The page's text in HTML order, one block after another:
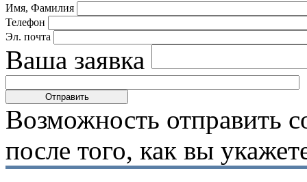
Имя, Фамилия
Телефон
Эл. почта
Ваша заявка
Возможность отправить
после того, как вы